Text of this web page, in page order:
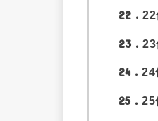
22
23
24
25